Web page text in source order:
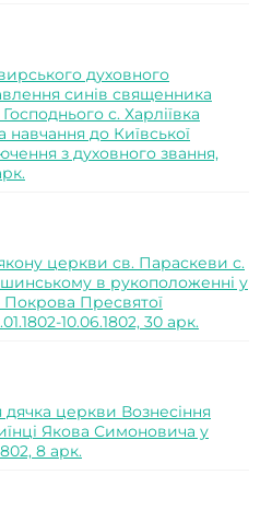
духовного
синів священника
с. Харліївка
до Київської
з духовного звання,
церкви св. Параскеви с.
в рукоположенні у
Пресвятої
10.06.1802, 30 арк.
церкви Вознесіння
Якова Симоновича у
8 арк.